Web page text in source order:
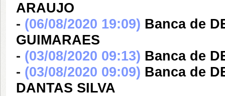
ARAUJO
- (06/08/2020 19:09) Banca de
GUIMARAES
- (03/08/2020 09:13) Banca de
- (03/08/2020 09:09) Banca de
DANTAS SILVA